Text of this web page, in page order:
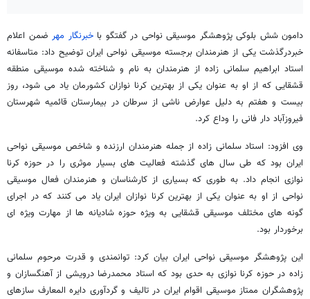
دامون شش بلوکی پژوهشگر موسیقی نواحی در گفتگو باخبرنگار مهر ضمن اعلام
خبردرگذشت یکی از هنرمندان برجسته موسیقی نواحی ایران توضیح داد: متاسفانه
استاد ابراهیم سلمانی زاده از هنرمندان به نام و شناخته شده موسیقی منطقه
قشقایی که از او به عنوان یکی از بهترین کرنا نوازان کشورمان یاد می شود، روز
بیست و هفتم به دلیل عوارض ناشی از سرطان در بیمارستان قائمیه شهرستان
فیروزآباد دار فانی را وداع کرد.
وی افزود: استاد سلمانی زاده از جمله هنرمندان ارزنده و شاخص موسیقی نواحی
ایران بود که طی سال های گذشته فعالیت های بسیار موثری را در حوزه کرنا
نوازی انجام داد. به طوری که بسیاری از کارشناسان و هنرمندان فعال موسیقی
نواحی از او به عنوان یکی از بهترین کرنا نوازان ایران یاد می کنند که در اجرای
گونه های مختلف موسیقی قشقایی به ویژه حوزه شادیانه ها از مهارت ویژه ای
برخوردار بود.
این پژوهشگر موسیقی نواحی ایران بیان کرد: توانمندی و قدرت مرحوم سلمانی
زاده در حوزه کرنا نوازی به حدی بود که استاد محمدرضا درویشی از آهنگسازان و
پژوهشگران ممتاز موسیقی اقوام ایران در تالیف و گردآوری دایره المعارف سازهای